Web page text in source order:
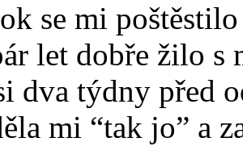
se mi
let dobře žilo
dva týdny před
mi “tak jo” a